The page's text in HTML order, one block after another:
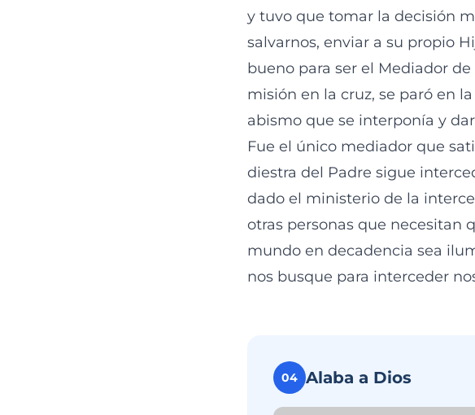
y tuvo que tomar la decisión
salvarnos, enviar a su propio
bueno para ser el Mediador
misión en la cruz, se paró en
abismo que se interponía y
Fue el único mediador que
diestra del Padre sigue
dado el ministerio de la
otras personas que necesitan
mundo en decadencia sea
nos busque para interceder
04 Alaba a Dios